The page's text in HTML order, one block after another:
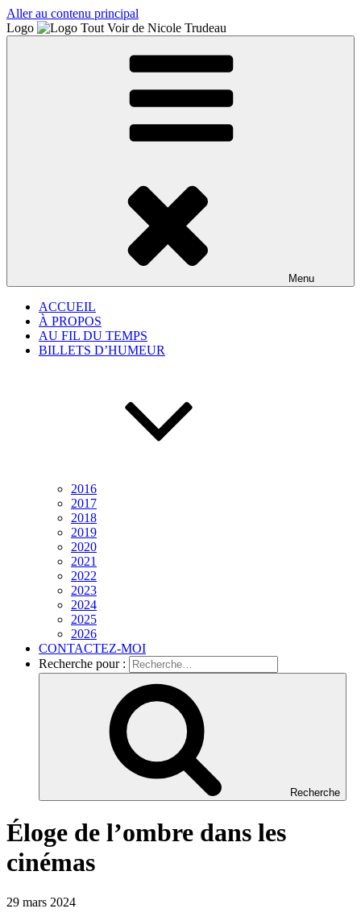
Aller au contenu principal
Logo
Menu
ACCUEIL
À PROPOS
AU FIL DU TEMPS
BILLETS D’HUMEUR
2016
2017
2018
2019
2020
2021
2022
2023
2024
2025
2026
CONTACTEZ-MOI
Recherche pour :
Recherche
Éloge de l’ombre dans les
cinémas
29 mars 2024